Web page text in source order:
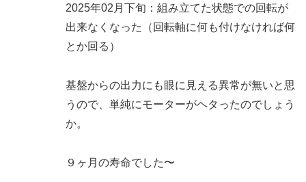
2025年02月下旬：組み立てた状態での回転が
出来なくなった（回転軸に何も付けなければ何
とか回る）
基盤からの出力にも眼に見える異常が無いと思
うので、単純にモーターがヘタったのでしょう
か。
９ヶ月の寿命でした〜